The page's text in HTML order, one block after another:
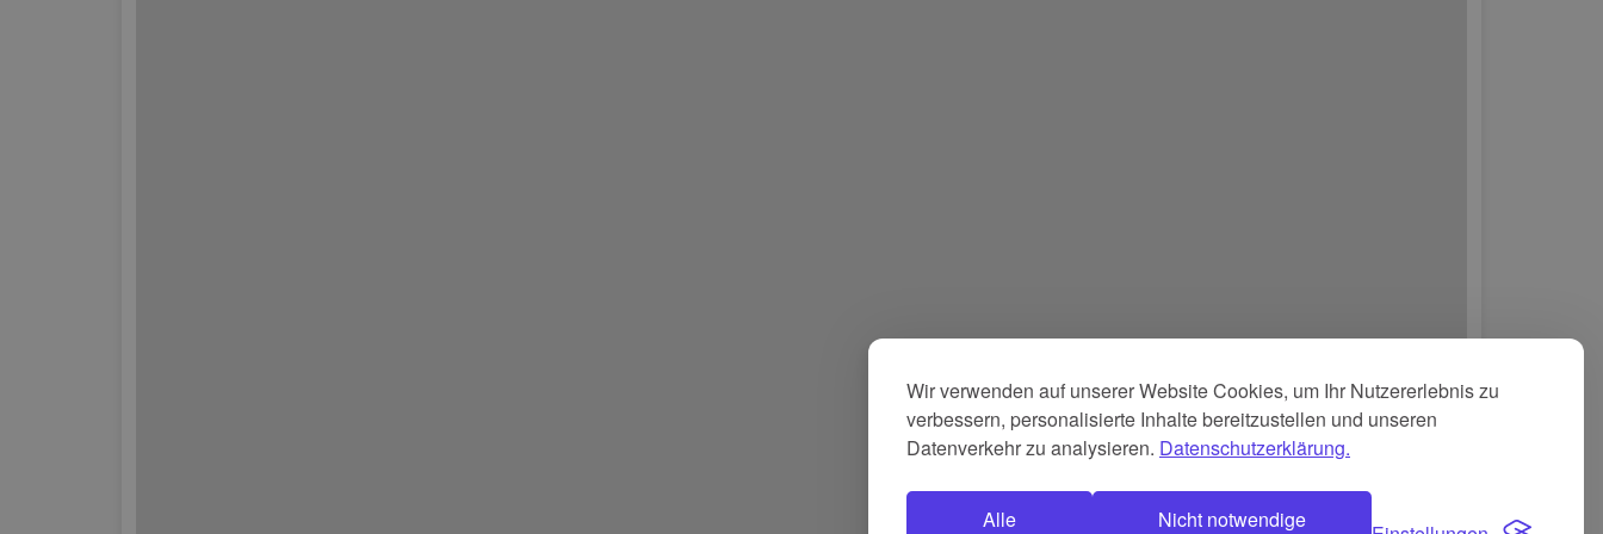
Wir verwenden auf unserer Website Cookies, um Ihr Nutzererlebnis zu
verbessern, personalisierte Inhalte bereitzustellen und unseren
Datenverkehr zu analysieren. Datenschutzerklärung.
Alle
Nicht notwendige